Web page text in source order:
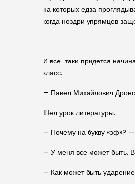
на которых едва
когда ноздри упрямцев
И все-таки придется
класс.
— Павел Михайлович
Шел урок литературы.
— Почему на букву «эф»? —
— У меня все может быть,
— Как может быть